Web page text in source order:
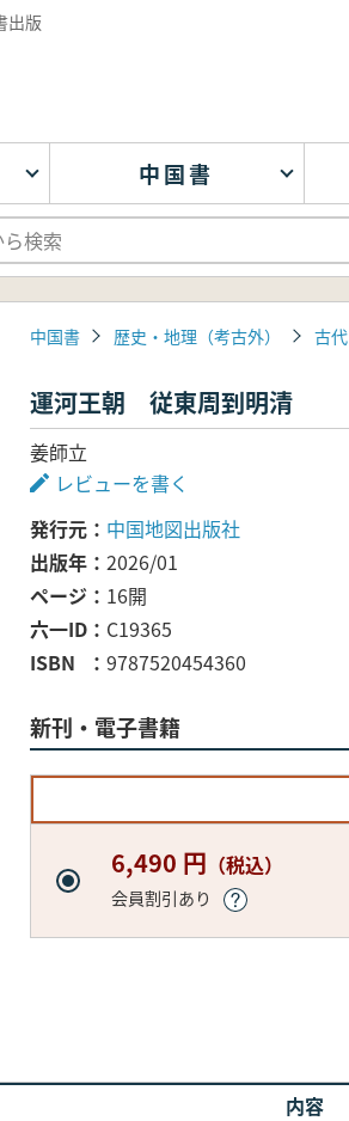
出版
中国書
中国書 歴史・地理（考古外） 古代
運河王朝 従東周到明清
姜師立
レビューを書く
発行元
中国地図出版社
出版年
2026/01
ページ
16開
六一ID
C19365
ISBN
9787520454360
新刊・電子書籍
6,490 円 （税込）
会員割引あり
内容